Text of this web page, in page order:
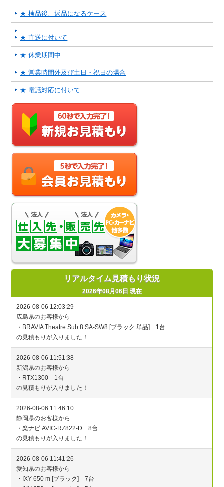
★ 検品後、返品になるケース
★ 直送に付いて
★ 休業期間中
★ 営業時間外及び土日・祝日の場合
★ 電話対応に付いて
リアルタイム見積もり状況
2026年08月06日 現在